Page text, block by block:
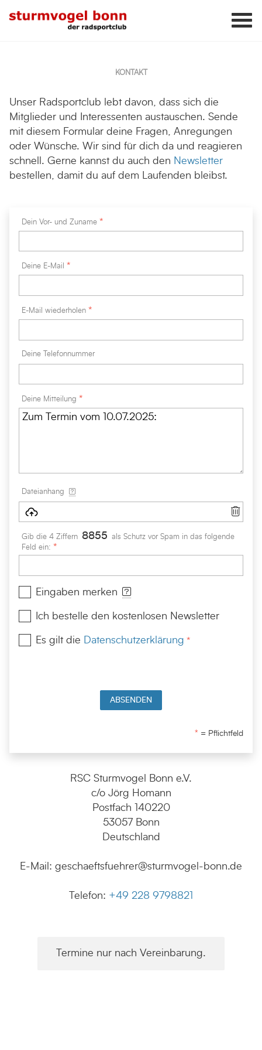
KONTAKT
Unser Radsportclub lebt davon, dass sich die
Mitglieder und Interessenten austauschen. Sende
mit diesem Formular deine Fragen, Anregungen
oder Wünsche. Wir sind für dich da und reagieren
schnell. Gerne kannst du auch den Newsletter
bestellen, damit du auf dem Laufenden bleibst.
Dein Vor- und Zuname
Deine E-Mail
E-Mail wiederholen
Deine Telefonnummer
Deine Mitteilung
Dateianhang [Info]
Gib die 4 Ziffern 8855
als Schutz vor Spam in das folgende
Feld ein:
Eingaben merken [Info]
Ich bestelle den kostenlosen Newsletter
Es gilt die Datenschutzerklärung
ABSENDEN
= Pflichtfeld
RSC Sturmvogel Bonn e.V.
c/o Jörg Homann
Postfach 140220
53057 Bonn
Deutschland
E-Mail: geschaeftsfuehrer@sturmvogel-bonn.de
Telefon: +49 228 9798821
Termine nur nach Vereinbarung.